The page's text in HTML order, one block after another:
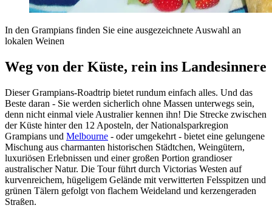
In den Grampians finden Sie eine ausgezeichnete Auswahl an
lokalen Weinen
Weg von der Küste, rein ins Landesinnere
Dieser Grampians-Roadtrip bietet rundum einfach alles. Und das
Beste daran - Sie werden sicherlich ohne Massen unterwegs sein,
denn nicht einmal viele Australier kennen ihn! Die Strecke zwischen
der Küste hinter den 12 Aposteln, der Nationalsparkregion
Grampians und Melbourne - oder umgekehrt - bietet eine gelungene
Mischung aus charmanten historischen Städtchen, Weingütern,
luxuriösen Erlebnissen und einer großen Portion grandioser
australischer Natur. Die Tour führt durch Victorias Westen auf
kurvenreichem, hügeligem Gelände mit verwitterten Felsspitzen und
grünen Tälern gefolgt von flachem Weideland und kerzengeraden
Straßen.